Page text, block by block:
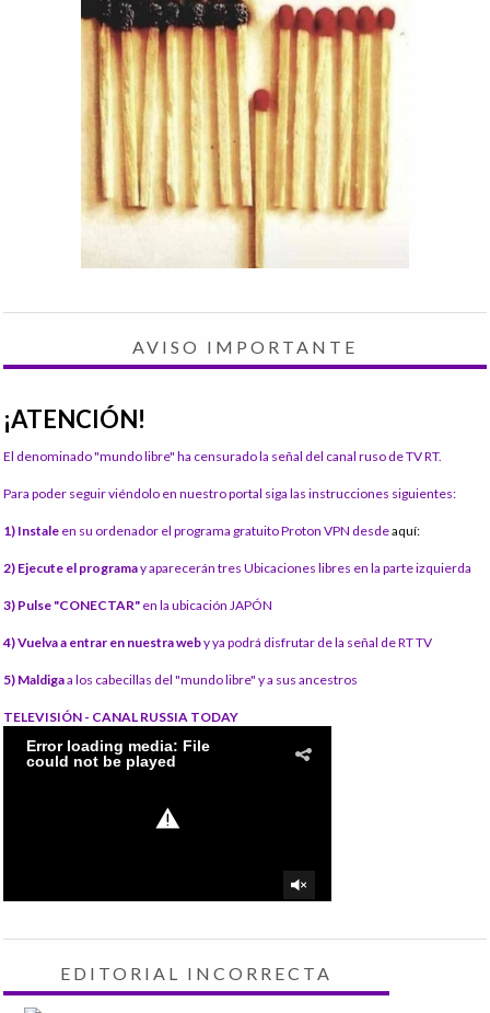
AVISO IMPORTANTE
¡ATENCIÓN!
El denominado "mundo libre" ha censurado la señal del canal ruso de TV RT.
Para poder seguir viéndolo en nuestro portal siga las instrucciones siguientes:
1) Instale en su ordenador el programa gratuito Proton VPN desdeaquí:
2) Ejecute el programay aparecerán tres Ubicaciones libres en la parte izquierda
3) Pulse "CONECTAR" en la ubicación JAPÓN
4) Vuelva a entrar en nuestra weby ya podrá disfrutar de la señal de RT TV
5) Maldigaa los cabecillas del "mundo libre" y a sus ancestros
TELEVISIÓN - CANAL RUSSIA TODAY
EDITORIAL INCORRECTA